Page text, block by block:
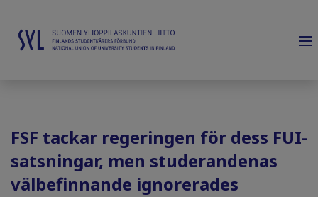
FSF tackar regeringen för dess FUI-
satsningar, men studerandenas
välbefinnande ignorerades